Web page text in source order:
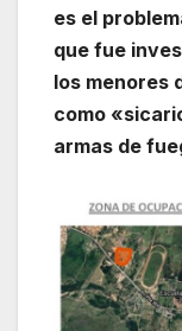
es el
que fue
los menores
como
armas de